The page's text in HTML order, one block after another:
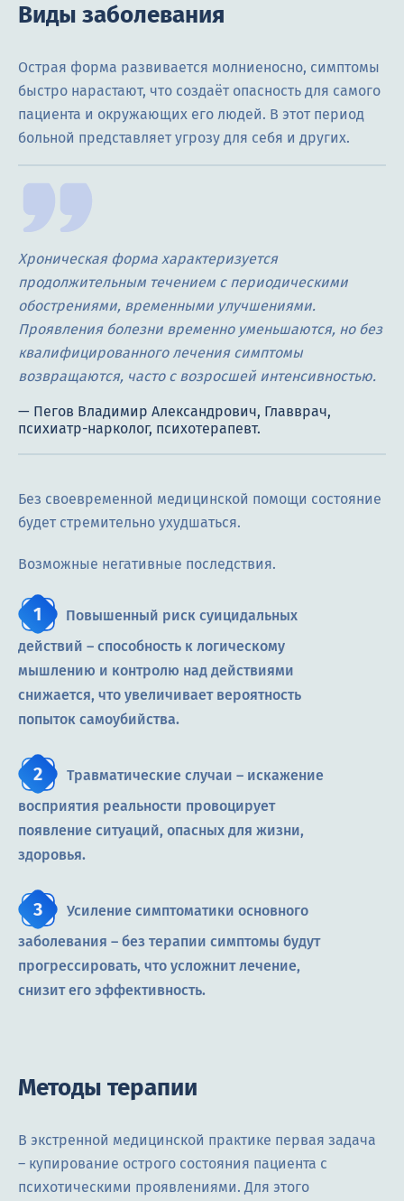
Виды заболевания
Острая форма развивается молниеносно, симптомы
быстро нарастают, что создаёт опасность для самого
пациента и окружающих его людей. В этот период
больной представляет угрозу для себя и других.
Хроническая форма характеризуется
продолжительным течением с периодическими
обострениями, временными улучшениями.
Проявления болезни временно уменьшаются, но без
квалифицированного лечения симптомы
возвращаются, часто с возросшей интенсивностью.
Без своевременной медицинской помощи состояние
будет стремительно ухудшаться.
Возможные негативные последствия.
Повышенный риск суицидальных
действий – способность к логическому
мышлению и контролю над действиями
снижается, что увеличивает вероятность
попыток самоубийства.
Травматические случаи – искажение
восприятия реальности провоцирует
появление ситуаций, опасных для жизни,
здоровья.
Усиление симптоматики основного
заболевания – без терапии симптомы будут
прогрессировать, что усложнит лечение,
снизит его эффективность.
Методы терапии
В экстренной медицинской практике первая задача
– купирование острого состояния пациента с
психотическими проявлениями. Для этого